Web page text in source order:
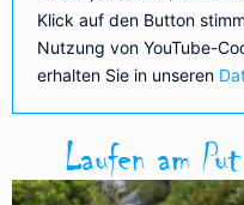
Klick auf den Button
Nutzung von YouTube-
erhalten Sie in unseren
Laufen am